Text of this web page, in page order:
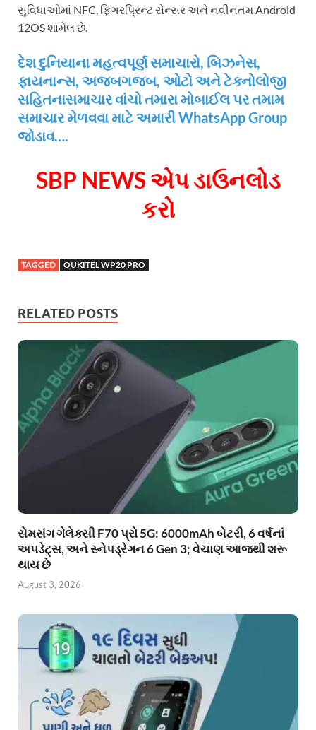
સુવિધાઓમાં NFC, ફિંગરપ્રિન્ટ સેન્સર અને નવીનતમ Android
12OS શામેલ છે.
દેશ દુનિયાના મહત્વપૂર્ણ સમાચારો, બિઝનેસ,
ફાયનાન્સ, અજબગજબ, ઓટો અને ટેક્નોલોજી
સહિતનાસમાચાર વાંચો તમારા મોબાઈલ પર તમામ
સમાચાર મેળવવા માટે અમારી WhatsApp Group
જોડાવ….
SBP NEWS એપ ડાઉનલોડ
કરો
TAGGED OUKITEL WP20 PRO
RELATED POSTS
સેમસંગ ગેલેક્સી F70 પ્રો 5G: 6000mAh બેટરી, 6 વર્ષનાં
અપડેટ્સ, અને સ્નેપડ્રેગન 6 Gen 3; વેચાણ આજથી શરૂ
થાય છે
August 3, 2026